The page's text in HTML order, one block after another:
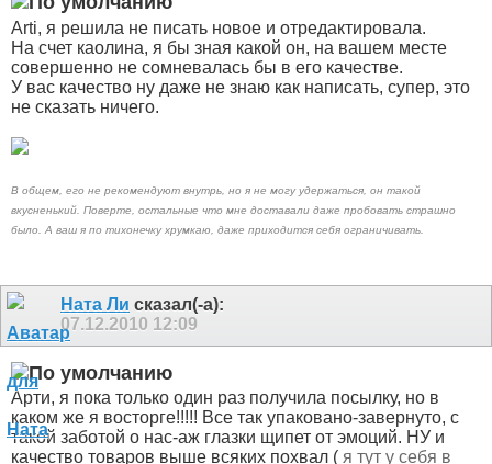
Arti, я решила не писать новое и отредактировала.
На счет каолина, я бы зная какой он, на вашем месте
совершенно не сомневалась бы в его качестве.
У вас качество ну даже не знаю как написать, супер, это
не сказать ничего.
В общем, его не рекомендуют внутрь, но я не могу удержаться, он такой
вкусненький. Поверте, остальные что мне доставали даже пробовать страшно
было. А ваш я по тихонечку хрумкаю , даже приходится себя ограничивать.
Ната Ли сказал(-а):
07.12.2010 12:09
Арти, я пока только один раз получила посылку, но в
каком же я восторге!!!!! Все так упаковано-завернуто, с
такой заботой о нас-аж глазки щипет от эмоций. НУ и
качество товаров выше всяких похвал ( я тут у себя в